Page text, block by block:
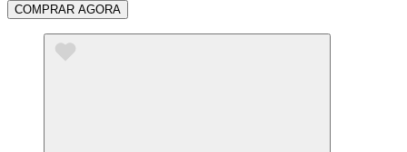
COMPRAR AGORA